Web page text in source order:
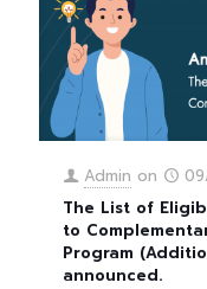
Admin on
The List of
to
Program
announced.